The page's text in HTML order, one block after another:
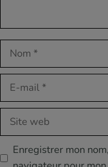
Nom
Site
Enregistrer mon